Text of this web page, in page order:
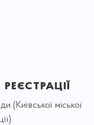
(Київської міської